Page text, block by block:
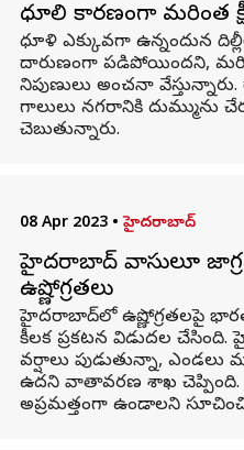
ధూలి కారణంగా మరింత
ధూళి ఎక్కువగా ఉన్నందున
దారుణంగా పడిపోయిందని,
నిపుణులు అంచనా
గాలులు నగరానికి దుమ్మును
చెబుతున్నారు.
08 Apr 2023 • హైదరాబాద్
హైదరాబాద్‌ వాసులూ
ఉష్ణోగ్రతలు
హైదరాబాద్‌లో ఉష్ణోగ్రతలపై
కీలక ప్రకటన విడుదల
వర్షాలు పుడుతున్నా,
ఉదని వాతావరణ శాఖ చెప్పింది.
అప్రమత్తంగా ఉండాలని